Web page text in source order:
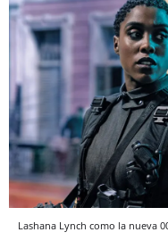
Lashana Lynch como la nueva